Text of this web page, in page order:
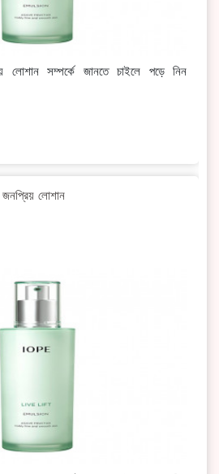
লোশান সম্পর্কে জানতে চাইলে পড়ে নিন
জনপ্রিয় লোশান